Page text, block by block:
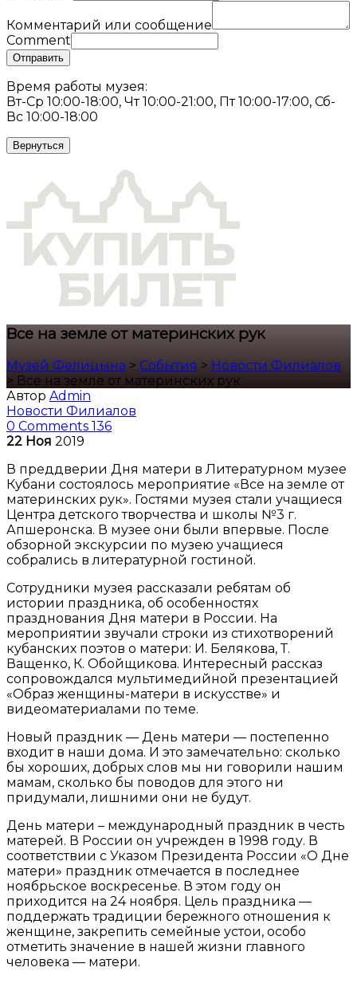
Комментарий или сообщение
Comment
Отправить
Время работы музея:
Вт-Ср 10:00-18:00, Чт 10:00-21:00, Пт 10:00-17:00, Сб-
Вс 10:00-18:00
Вернуться
Все на земле от материнских рук
Музей Фелицына > События > Новости Филиалов
> Все на земле от материнских рук
Автор Admin
Новости Филиалов
0 Comments 136
22 Ноя 2019
В преддверии Дня матери в Литературном музее
Кубани состоялось мероприятие «Все на земле от
материнских рук». Гостями музея стали учащиеся
Центра детского творчества и школы №3 г.
Апшеронска. В музее они были впервые. После
обзорной экскурсии по музею учащиеся
собрались в литературной гостиной.
Сотрудники музея рассказали ребятам об
истории праздника, об особенностях
празднования Дня матери в России. На
мероприятии звучали строки из стихотворений
кубанских поэтов о матери: И. Белякова, Т.
Ващенко, К. Обойщикова. Интересный рассказ
сопровождался мультимедийной презентацией
«Образ женщины-матери в искусстве» и
видеоматериалами по теме.
Новый праздник — День матери — постепенно
входит в наши дома. И это замечательно: сколько
бы хороших, добрых слов мы ни говорили нашим
мамам, сколько бы поводов для этого ни
придумали, лишними они не будут.
День матери – международный праздник в честь
матерей. В России он учрежден в 1998 году. В
соответствии с Указом Президента России «О Дне
матери» праздник отмечается в последнее
ноябрьское воскресенье. В этом году он
приходится на 24 ноября. Цель праздника —
поддержать традиции бережного отношения к
женщине, закрепить семейные устои, особо
отметить значение в нашей жизни главного
человека — матери.